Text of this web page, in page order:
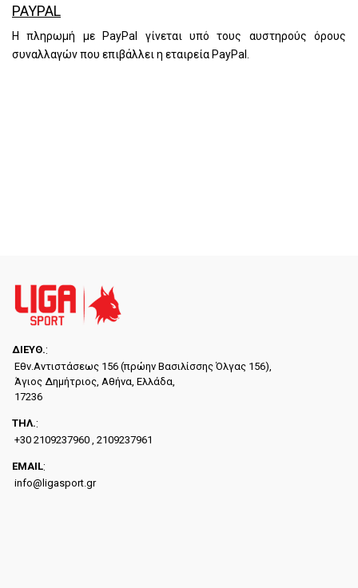
PAYPAL
Η πληρωμή με
PayPal γίνεται υπό τους αυστηρούς όρους
συναλλαγών που επιβάλλει η εταιρεία PayPal.
ΔΙΕYΘ.:
Εθν.Αντιστάσεως 156 (πρώην Βασιλίσσης Όλγας 156),
Άγιος Δημήτριος, Αθήνα, Ελλάδα,
17236
ΤΗΛ.:
+30 2109237960 , 2109237961
EMAIL:
info@ligasport.gr